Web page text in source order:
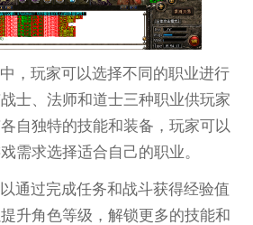
，玩家可以选择不同的职业进行
士、法师和道士三种职业供玩家
自独特的技能和装备，玩家可以
需求选择适合自己的职业。
通过完成任务和战斗获得经验值
升角色等级，解锁更多的技能和